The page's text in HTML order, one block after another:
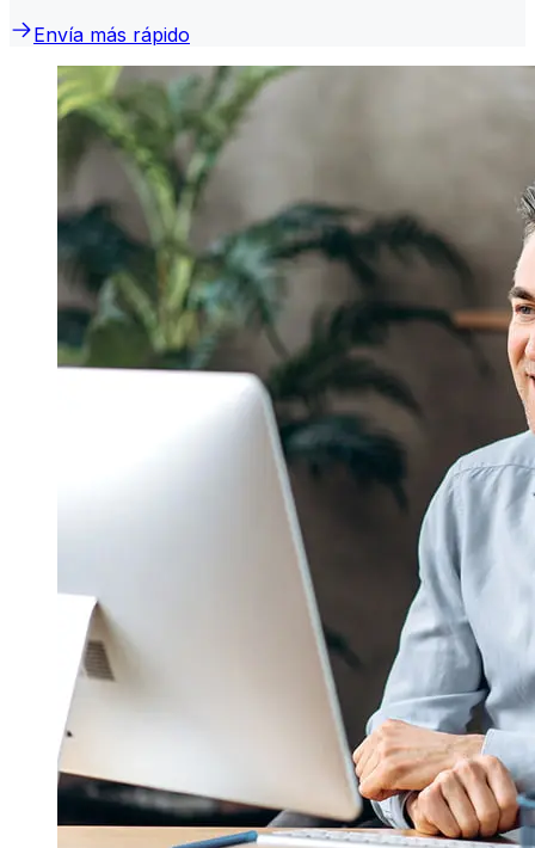
Envía más rápido